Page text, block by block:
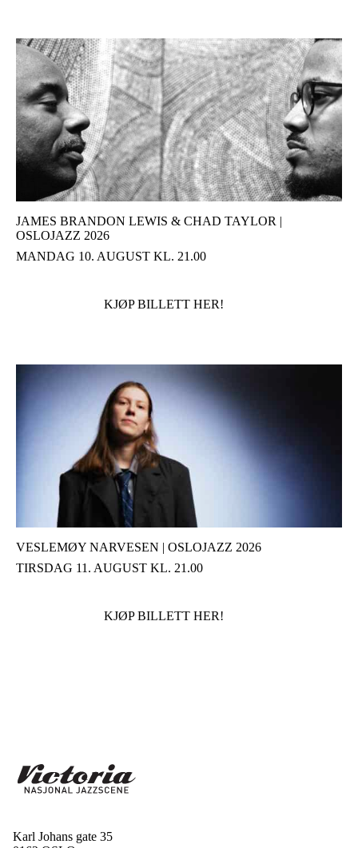
JAMES BRANDON LEWIS & CHAD TAYLOR |
OSLOJAZZ 2026
MANDAG 10. AUGUST KL. 21.00
KJØP BILLETT HER!
VESLEMØY NARVESEN | OSLOJAZZ 2026
TIRSDAG 11. AUGUST KL. 21.00
KJØP BILLETT HER!
Karl Johans gate 35